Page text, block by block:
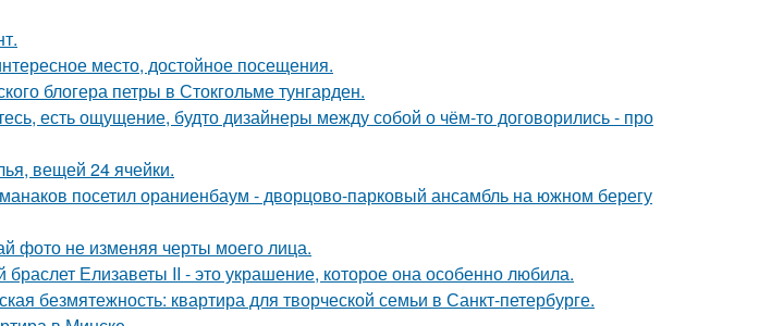
место, достойное посещения.
блогера петры в Стокгольме тунгарден.
есть ощущение, будто дизайнеры между собой о чём-то договорились - про
вещей 24 ячейки.
посетил ораниенбаум - дворцово-парковый ансамбль на южном берегу
фото не изменяя черты моего лица.
браслет Елизаветы II - это украшение, которое она особенно любила.
безмятежность: квартира для творческой семьи в Санкт-петербурге.